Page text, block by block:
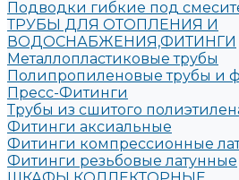
Подводки гибкие под
ТРУБЫ ДЛЯ ОТОПЛЕНИЯ И
ВОДОСНАБЖЕНИЯ,ФИТИНГИ
Металлопластиковые трубы
Полипропиленовые трубы и
Пресс-Фитинги
Трубы из сшитого
Фитинги аксиальные
Фитинги компрессионные
Фитинги резьбовые латунные